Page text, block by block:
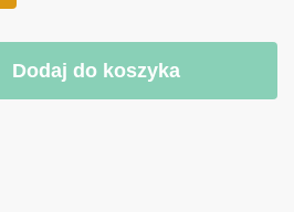
Dodaj do koszyka